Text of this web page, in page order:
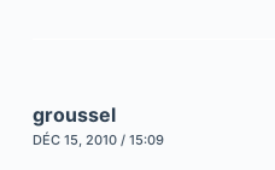
groussel
DÉC 15, 2010 / 15:09